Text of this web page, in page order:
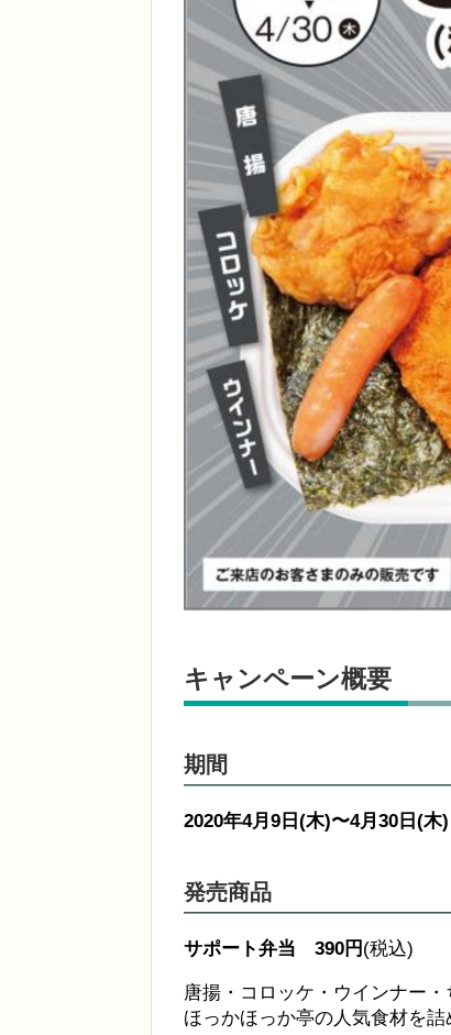
キャンペーン概要
期間
2020年4月9日(木)〜4月30日(木)
発売商品
サポート弁当 390円 (税込)
唐揚・コロッケ・ウインナー
ほっかほっか亭の人気食材を詰